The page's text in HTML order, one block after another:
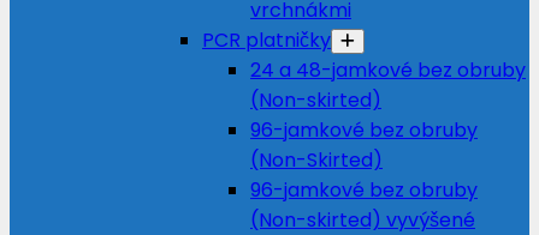
vrchnákmi
PCR platničky
24 a 48-jamkové bez obruby
(Non-skirted)
96-jamkové bez obruby
(Non-Skirted)
96-jamkové bez obruby
(Non-skirted) vyvýšené